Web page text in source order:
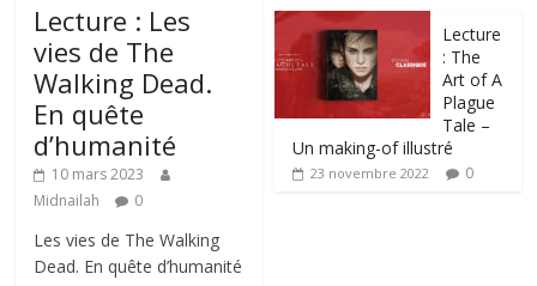
Lecture : Les
vies de The
Walking Dead.
En quête
d’humanité
10 mars 2023
Midnailah
0
Les vies de The Walking
Dead. En quête d’humanité
Lecture
: The
Art of A
Plague
Tale –
Un making-of illustré
23 novembre 2022 0